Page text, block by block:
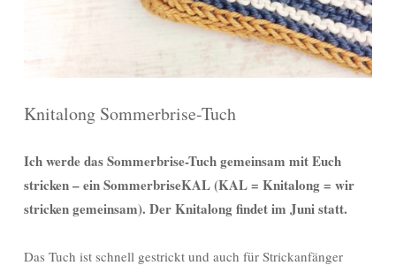
Knitalong Sommerbrise-Tuch
Ich werde das Sommerbrise-Tuch gemeinsam mit Euch
stricken – ein SommerbriseKAL (KAL = Knitalong = wir
stricken gemeinsam). Der Knitalong findet im Juni statt.
Das Tuch ist schnell gestrickt und auch für Strickanfänger